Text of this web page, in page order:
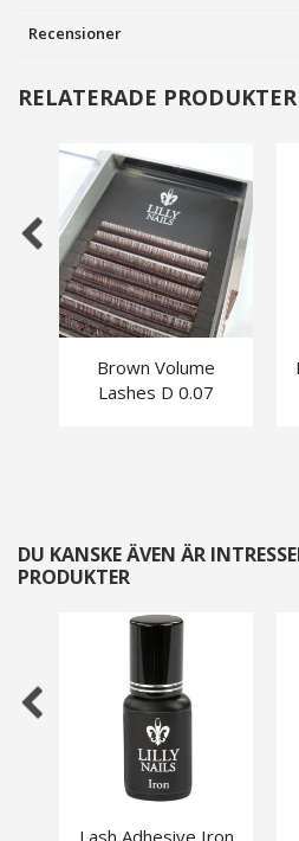
Recensioner
RELATERADE PRODUKTER
Brown Volume
Lashes D 0.07
DU KANSKE ÄVEN ÄR
PRODUKTER